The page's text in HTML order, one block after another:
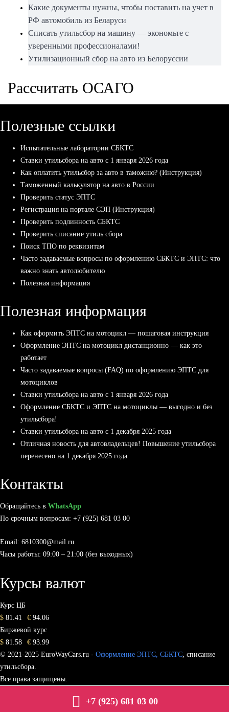
Какие документы нужны, чтобы поставить на учет в
РФ автомобиль из Беларуси
Списать утильсбор на машину — экономьте с
уверенными профессионалами!
Утилизационный сбор на авто из Белоруссии
Рассчитать ОСАГО
Полезные ссылки
Испытательные лаборатории СБКТС
Ставки утильсбора на авто с 1 января 2026 года
Как оплатить утильсбор за авто в таможню? (Инструкция)
Таможенный калькулятор на авто в России
Проверить статус ЭПТС
Регистрация на портале СЭП (Инструкция)
Проверить подлинность СБКТС
Проверить списание утиль сбора
Поиск ТПО по реквизитам
Часто задаваемые вопросы по оформлению СБКТС и ЭПТС: что
важно знать автолюбителю
Полезная информация
Полезная информация
Как оформить ЭПТС на мотоцикл — пошаговая инструкция
Оформление ЭПТС на мотоцикл дистанционно — как это
работает
Часто задаваемые вопросы (FAQ) по оформлению ЭПТС для
мотоциклов
Ставки утильсбора на авто с 1 января 2026 года
Оформление СБКТС и ЭПТС на мотоциклы — выгодно и без
утильсбора!
Ставки утильсбора на авто с 1 декабря 2025 года
Отличная новость для автовладельцев! Повышение утильсбора
перенесено на 1 декабря 2025 года
Контакты
Обращайтесь в WhatsApp
По срочным вопросам: +7 (925) 681 03 00
Email: 6810300@mail.ru
Часы работы: 09:00 – 21:00 (без выходных)
Курсы валют
Курс ЦБ
$ 81.41 € 94.06
Биржевой курс
$ 81.58 € 93.99
© 2021-2025 EuroWayCars.ru - Оформление ЭПТС, СБКТС , списание
утильсбора.
Все права защищены.
+7 (925) 681 03 00